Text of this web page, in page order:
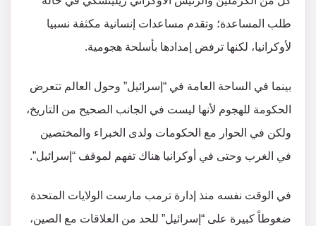
طلب المساعدة؛ وتقدم مساعدات إنسانية مكثفة نسبيا
لأوكرانيا، لكنها ترفض إمدادها بأسلحة هجومية.
بينما في الساحة العامة في “إسرائيل” وحول العالم تتعرض
الحكومة للهجوم لأنها ليست في الجانب الصحيح من التاريخ،
ولكن في الحوار مع الحكومات ولدى الخبراء والمختصين
في الغرب وحتى في أوكرانيا هناك تفهم لموقف “إسرائيل”.
في الوقت نفسه منذ إدارة ترمب مارست الولايات المتحدة
ضغوطاً كبيرة على “إسرائيل” للحد من العلاقات مع الصين،